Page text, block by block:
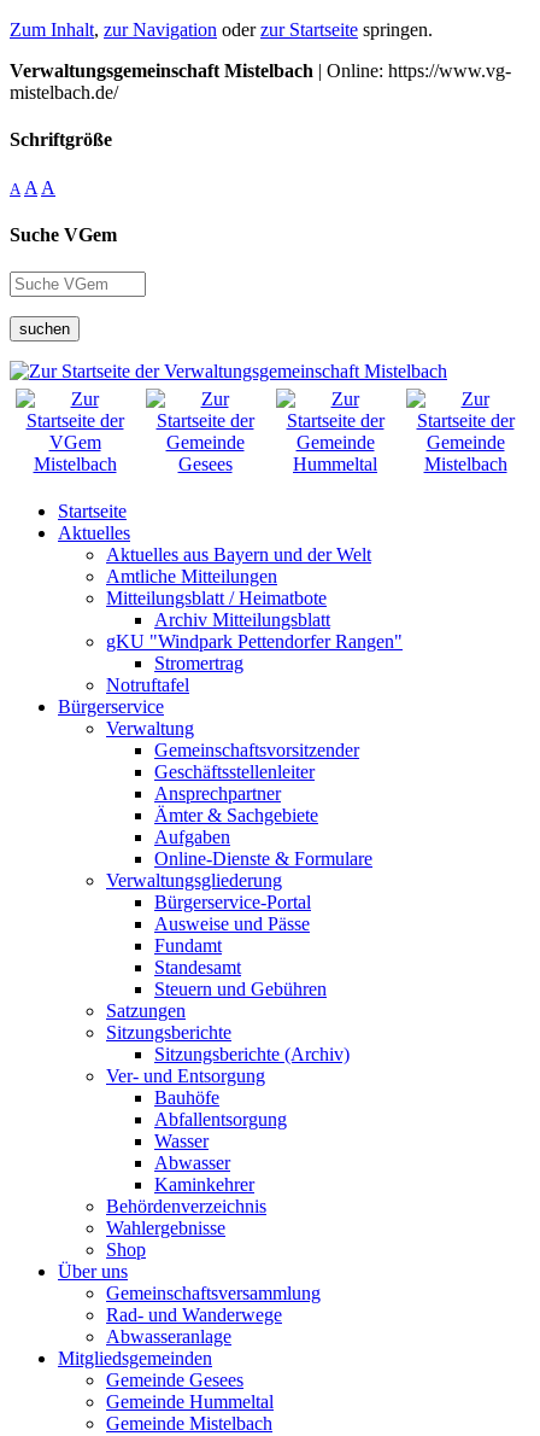
Zum Inhalt, zur Navigation oderzur Startseite springen.
Verwaltungsgemeinschaft Mistelbach | Online: https://www.vg-
mistelbach.de/
Schriftgröße
A A A
Suche VGem
suchen
Startseite
Aktuelles
Aktuelles aus Bayern und der Welt
Amtliche Mitteilungen
Mitteilungsblatt / Heimatbote
Archiv Mitteilungsblatt
gKU "Windpark Pettendorfer Rangen"
Stromertrag
Notruftafel
Bürgerservice
Verwaltung
Gemeinschaftsvorsitzender
Geschäftsstellenleiter
Ansprechpartner
Ämter & Sachgebiete
Aufgaben
Online-Dienste & Formulare
Verwaltungsgliederung
Bürgerservice-Portal
Ausweise und Pässe
Fundamt
Standesamt
Steuern und Gebühren
Satzungen
Sitzungsberichte
Sitzungsberichte (Archiv)
Ver- und Entsorgung
Bauhöfe
Abfallentsorgung
Wasser
Abwasser
Kaminkehrer
Behördenverzeichnis
Wahlergebnisse
Shop
Über uns
Gemeinschaftsversammlung
Rad- und Wanderwege
Abwasseranlage
Mitgliedsgemeinden
Gemeinde Gesees
Gemeinde Hummeltal
Gemeinde Mistelbach